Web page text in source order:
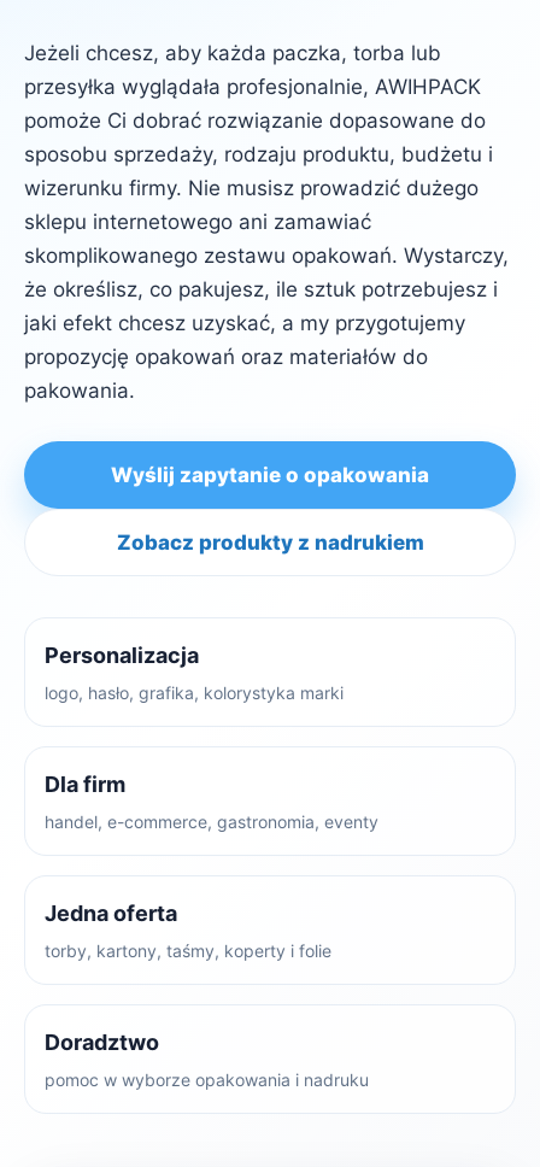
Jeżeli chcesz, aby każda paczka, torba lub
przesyłka wyglądała profesjonalnie, AWIHPACK
pomoże Ci dobrać rozwiązanie dopasowane do
sposobu sprzedaży, rodzaju produktu, budżetu i
wizerunku firmy. Nie musisz prowadzić dużego
sklepu internetowego ani zamawiać
skomplikowanego zestawu opakowań. Wystarczy,
że określisz, co pakujesz, ile sztuk potrzebujesz i
jaki efekt chcesz uzyskać, a my przygotujemy
propozycję opakowań oraz materiałów do
pakowania.
Wyślij zapytanie o opakowania
Zobacz produkty z nadrukiem
Personalizacja
logo, hasło, grafika, kolorystyka marki
Dla firm
handel, e-commerce, gastronomia, eventy
Jedna oferta
torby, kartony, taśmy, koperty i folie
Doradztwo
pomoc w wyborze opakowania i nadruku